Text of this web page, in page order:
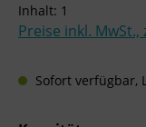
Inhalt: 1
Preise inkl.
Sofort verfügbar,